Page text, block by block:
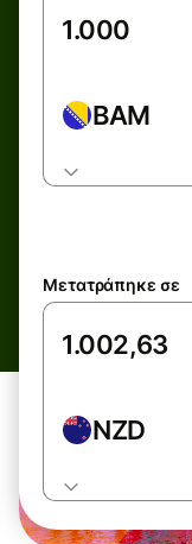
BAM
Μετατράπηκε σε
NZD